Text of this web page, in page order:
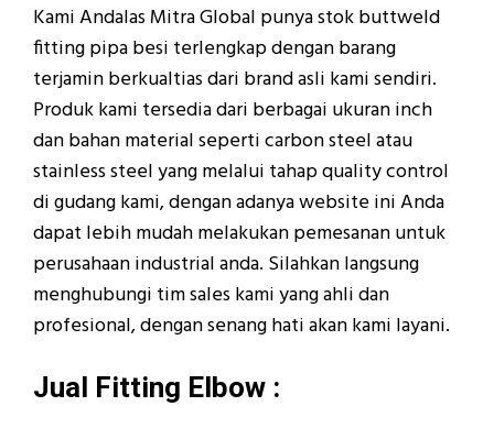
Kami Andalas Mitra Global punya stok buttweld
fitting pipa besi terlengkap dengan barang
terjamin berkualtias dari brand asli kami sendiri.
Produk kami tersedia dari berbagai ukuran inch
dan bahan material seperti carbon steel atau
stainless steel yang melalui tahap quality control
di gudang kami, dengan adanya website ini Anda
dapat lebih mudah melakukan pemesanan untuk
perusahaan industrial anda. Silahkan langsung
menghubungi tim sales kami yang ahli dan
profesional, dengan senang hati akan kami layani.
Jual Fitting Elbow :